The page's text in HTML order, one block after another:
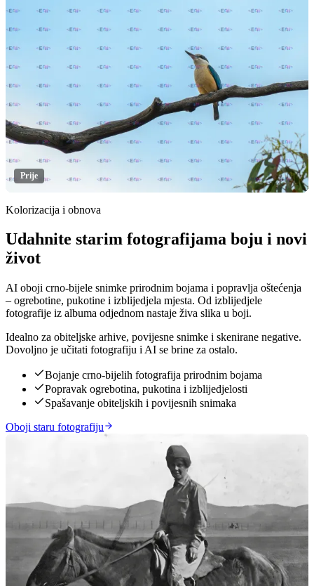
Klikni za otkrivanje
Prije
Kolorizacija i obnova
Udahnite starim fotografijama boju i novi
život
AI oboji crno-bijele snimke prirodnim bojama i popravlja oštećenja
– ogrebotine, pukotine i izblijedjela mjesta. Od izblijedjele
fotografije iz albuma odjednom nastaje živa slika u boji.
Idealno za obiteljske arhive, povijesne snimke i skenirane negative.
Dovoljno je učitati fotografiju i AI se brine za ostalo.
Bojanje crno-bijelih fotografija prirodnim bojama
Popravak ogrebotina, pukotina i izblijedjelosti
Spašavanje obiteljskih i povijesnih snimaka
Oboji staru fotografiju